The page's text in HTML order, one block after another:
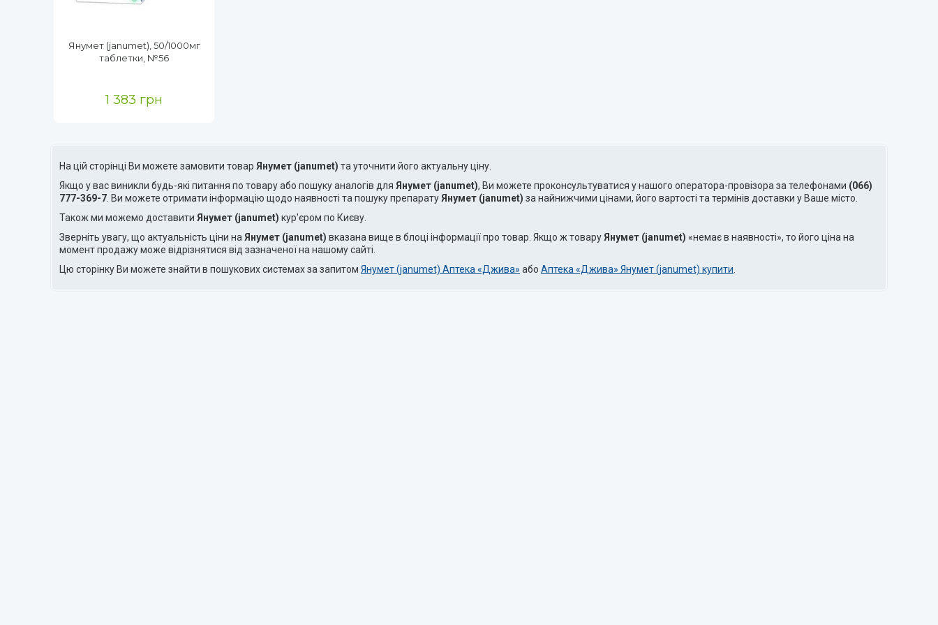
Янумет (janumet), 50/1000мг
таблетки, №56
1 383 грн
На цій сторінці Ви можете замовити товар Янумет (janumet) та уточнити його актуальну ціну.
Якщо у вас виникли будь-які питання по товару або пошуку аналогів для Янумет (janumet), Ви можете проконсультуватися у нашого оператора-провізора за телефонами (066)
777-369-7 . Ви можете отримати інформацію щодо наявності та пошуку препарату Янумет (janumet) за найнижчими цінами, його вартості та термінів доставки у Ваше місто.
Також ми можемо доставити Янумет (janumet) кур'єром по Києву.
Зверніть увагу, що актуальність ціни на Янумет (janumet) вказана вище в блоці інформації про товар. Якщо ж товару Янумет (janumet) «немає в наявності», то його ціна на
момент продажу може відрізнятися від зазначеної на нашому сайті.
Цю сторінку Ви можете знайти в пошукових системах за запитом Янумет (janumet) Аптека «Джива» або Аптека «Джива» Янумет (janumet) купити